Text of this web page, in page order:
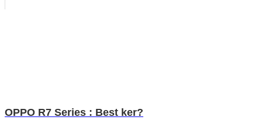
OPPO R7 Series : Best ker?